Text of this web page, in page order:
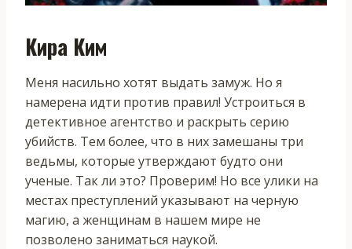
Кира Ким
Меня насильно хотят выдать замуж. Но я
намерена идти против правил! Устроиться в
детективное агентство и раскрыть серию
убийств. Тем более, что в них замешаны три
ведьмы, которые утверждают будто они
ученые. Так ли это? Проверим! Но все улики на
местах преступлений указывают на черную
магию, а женщинам в нашем мире не
позволено заниматься наукой.